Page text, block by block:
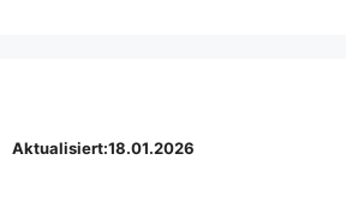
Aktualisiert:18.01.2026